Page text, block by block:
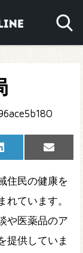
Share
on
LinkedIn
Share
on
Email
住民の健康を
ています。
や医薬品のア
提供していま